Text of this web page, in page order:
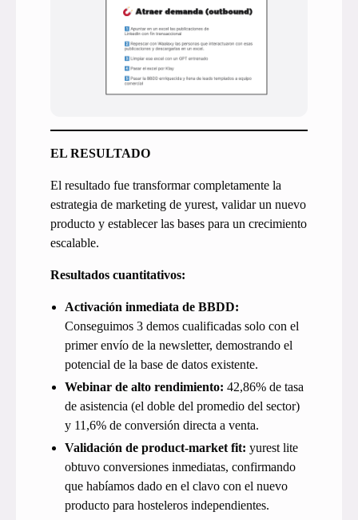
EL RESULTADO
El resultado fue transformar completamente la
estrategia de marketing de yurest, validar un nuevo
producto y establecer las bases para un crecimiento
escalable.
Resultados cuantitativos:
Activación inmediata de BBDD:
Conseguimos 3 demos cualificadas solo con el
primer envío de la newsletter, demostrando el
potencial de la base de datos existente.
Webinar de alto rendimiento: 42,86% de tasa
de asistencia (el doble del promedio del sector)
y 11,6% de conversión directa a venta.
Validación de product-market fit: yurest lite
obtuvo conversiones inmediatas, confirmando
que habíamos dado en el clavo con el nuevo
producto para hosteleros independientes.